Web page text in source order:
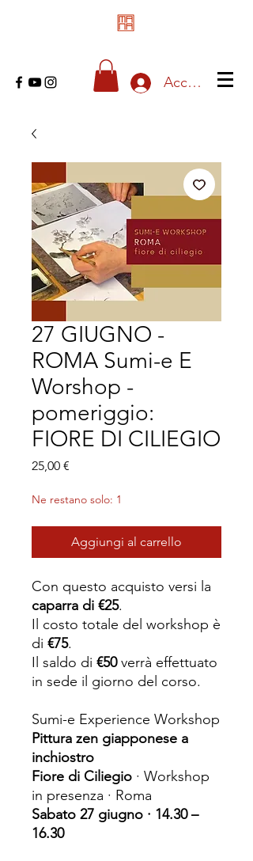
Accedi
27 GIUGNO -
ROMA Sumi-e E
Worshop -
pomeriggio:
FIORE DI CILIEGIO
25,00 €
Ne restano solo: 1
Aggiungi al carrello
Con questo acquisto versi la
caparra di €25.
Il costo totale del workshop è
di €75.
Il saldo di €50verrà effettuato
in sede il giorno del corso.
Sumi-e Experience Workshop
Pittura zen giapponese a
inchiostro
Fiore di Ciliegio · Workshop
in presenza · Roma
Sabato 27 giugno · 14.30 –
16.30